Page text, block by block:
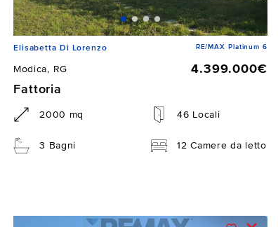
Elisabetta Di Lorenzo RE/MAX Platinum 6
Modica, RG
4.399.000€
Fattoria
2000 mq 46 Locali
3 Bagni 12 Camere da letto